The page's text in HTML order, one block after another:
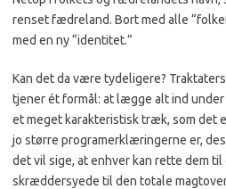
renset fædreland. Bort med alle
med en ny “identitet.”
Kan det da være tydeligere?
tjener ét formål: at lægge alt ind
et meget karakteristisk træk, som det
jo større programerklæringerne er,
det vil sige, at enhver kan rette dem
skræddersyede til den totale